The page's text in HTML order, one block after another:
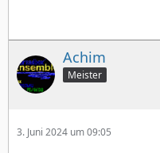
Achim
Meister
3. Juni 2024 um 09:05